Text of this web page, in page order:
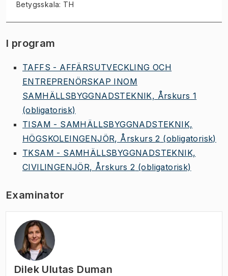
Betygsskala: TH
I program
TAFFS - AFFÄRSUTVECKLING OCH
ENTREPRENÖRSKAP INOM
SAMHÄLLSBYGGNADSTEKNIK, Årskurs 1
(obligatorisk)
TISAM - SAMHÄLLSBYGGNADSTEKNIK,
HÖGSKOLEINGENJÖR, Årskurs 2 (obligatorisk)
TKSAM - SAMHÄLLSBYGGNADSTEKNIK,
CIVILINGENJÖR, Årskurs 2 (obligatorisk)
Examinator
Dilek Ulutas Duman